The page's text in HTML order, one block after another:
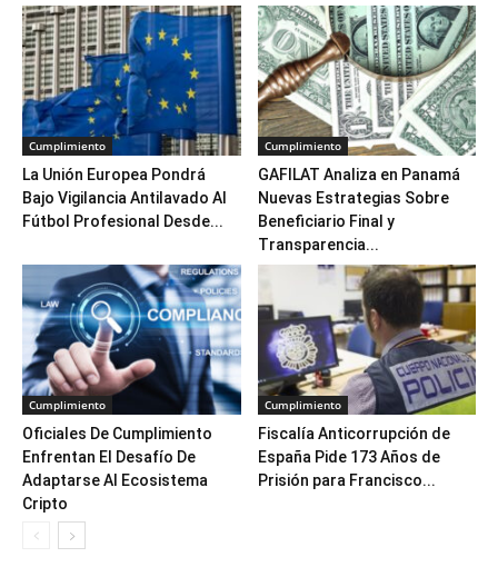
Cumplimiento
La Unión Europea Pondrá
Bajo Vigilancia Antilavado Al
Fútbol Profesional Desde...
Cumplimiento
GAFILAT Analiza en Panamá
Nuevas Estrategias Sobre
Beneficiario Final y
Transparencia...
Cumplimiento
Oficiales De Cumplimiento
Enfrentan El Desafío De
Adaptarse Al Ecosistema
Cripto
Cumplimiento
Fiscalía Anticorrupción de
España Pide 173 Años de
Prisión para Francisco...